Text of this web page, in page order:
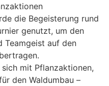
die Begeisterung rund
genutzt, um den
Teamgeist auf den
mit Pflanzaktionen,
den Waldumbau –